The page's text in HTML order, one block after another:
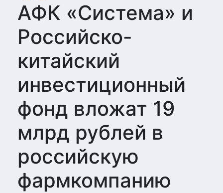
АФК «Система» и
Российско-
китайский
инвестиционный
фонд вложат 19
млрд рублей в
российскую
фармкомпанию